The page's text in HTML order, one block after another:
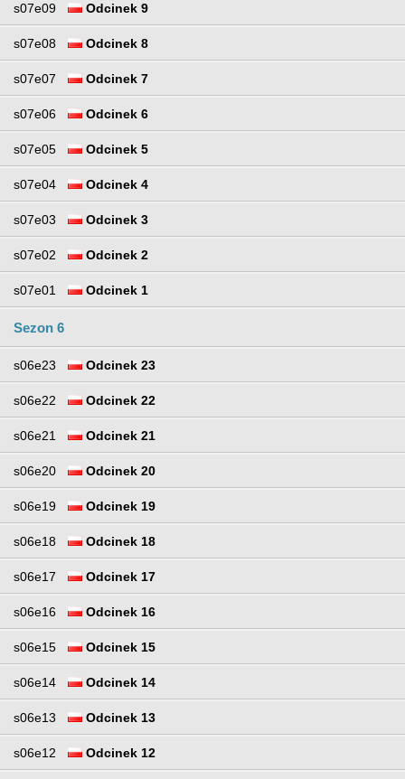
s07e09 Odcinek 9
s07e08 Odcinek 8
s07e07 Odcinek 7
s07e06 Odcinek 6
s07e05 Odcinek 5
s07e04 Odcinek 4
s07e03 Odcinek 3
s07e02 Odcinek 2
s07e01 Odcinek 1
Sezon 6
s06e23 Odcinek 23
s06e22 Odcinek 22
s06e21 Odcinek 21
s06e20 Odcinek 20
s06e19 Odcinek 19
s06e18 Odcinek 18
s06e17 Odcinek 17
s06e16 Odcinek 16
s06e15 Odcinek 15
s06e14 Odcinek 14
s06e13 Odcinek 13
s06e12 Odcinek 12